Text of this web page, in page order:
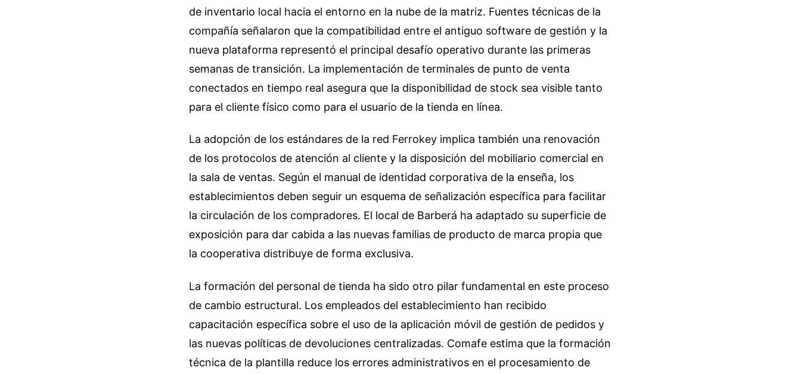
de inventario local hacia el entorno en la nube de la matriz. Fuentes técnicas de la
compañía señalaron que la compatibilidad entre el antiguo software de gestión y la
nueva plataforma representó el principal desafío operativo durante las primeras
semanas de transición. La implementación de terminales de punto de venta
conectados en tiempo real asegura que la disponibilidad de stock sea visible tanto
para el cliente físico como para el usuario de la tienda en línea.
La adopción de los estándares de la red Ferrokey implica también una renovación
de los protocolos de atención al cliente y la disposición del mobiliario comercial en
la sala de ventas. Según el manual de identidad corporativa de la enseña, los
establecimientos deben seguir un esquema de señalización específica para facilitar
la circulación de los compradores. El local de Barberá ha adaptado su superficie de
exposición para dar cabida a las nuevas familias de producto de marca propia que
la cooperativa distribuye de forma exclusiva.
La formación del personal de tienda ha sido otro pilar fundamental en este proceso
de cambio estructural. Los empleados del establecimiento han recibido
capacitación específica sobre el uso de la aplicación móvil de gestión de pedidos y
las nuevas políticas de devoluciones centralizadas. Comafe estima que la formación
técnica de la plantilla reduce los errores administrativos en el procesamiento de